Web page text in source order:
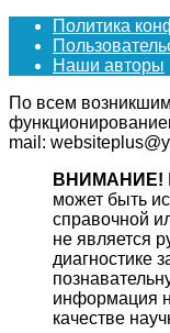
Политика
Наши авторы
По всем
mail:
ВНИМАНИЕ!
может быть
справочной
не является
диагностике
информация
качестве